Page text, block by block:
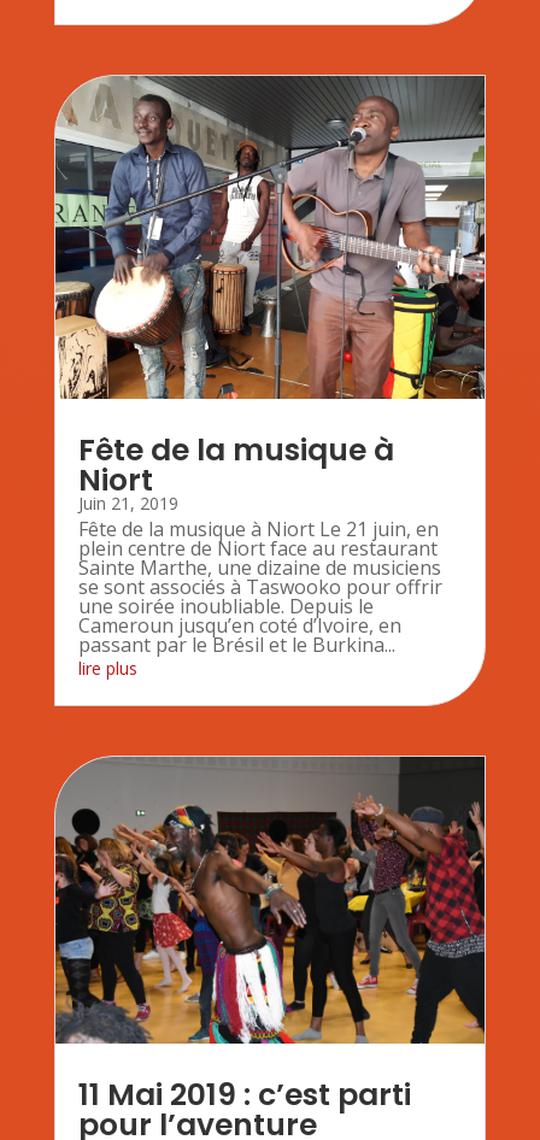
Fête de la musique à
Niort
Juin 21, 2019
Fête de la musique à Niort Le 21 juin, en
plein centre de Niort face au restaurant
Sainte Marthe, une dizaine de musiciens
se sont associés à Taswooko pour offrir
une soirée inoubliable. Depuis le
Cameroun jusqu’en coté d’Ivoire, en
passant par le Brésil et le Burkina...
lire plus
11 Mai 2019 : c’est parti
pour l’aventure